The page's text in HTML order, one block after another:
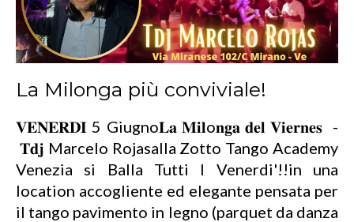
La Milonga più conviviale!
𝐕𝐄𝐍𝐄𝐑𝐃𝐈 5 Giugno𝐋𝐚 𝐌𝐢𝐥o𝐧𝐠𝐚 𝐝𝐞𝐥 𝐕𝐢𝐞𝐫𝐧𝐞𝐬 -
𝐓𝐝𝐣 Marcelo Rojasalla Zotto Tango Academy
Venezia si Balla Tutti I Venerdi'!!in una
location accogliente ed elegante pensata per
il tango pavimento in legno (parquet da danza